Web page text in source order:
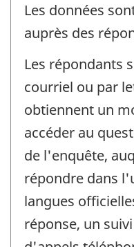
Les données
auprès des
Les répondants
courriel ou par
obtiennent un
accéder au
de l'enquête,
répondre dans
langues
réponse, un